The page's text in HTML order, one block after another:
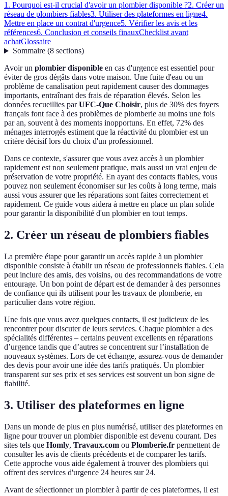
1. Pourquoi est-il crucial d'avoir un plombier disponible ?2. Créer un
réseau de plombiers fiables3. Utiliser des plateformes en ligne4.
Mettre en place un contrat d'urgence5. Vérifier les avis et les
références6. Conclusion et conseils finauxChecklist avant
achatGlossaire
Sommaire(8 sections)
Avoir un plombier disponible en cas d'urgence est essentiel pour
éviter de gros dégâts dans votre maison. Une fuite d'eau ou un
problème de canalisation peut rapidement causer des dommages
importants, entraînant des frais de réparation élevés. Selon les
données recueillies parUFC-Que Choisir, plus de 30% des foyers
français font face à des problèmes de plomberie au moins une fois
par an, souvent à des moments inopportuns. En effet, 72% des
ménages interrogés estiment que la réactivité du plombier est un
critère décisif lors du choix d'un professionnel.
Dans ce contexte, s'assurer que vous avez accès à un plombier
rapidement est non seulement pratique, mais aussi un vrai enjeu de
préservation de votre propriété. En ayant des contacts fiables, vous
pouvez non seulement économiser sur les coûts à long terme, mais
aussi vous assurer que les réparations sont faites correctement et
rapidement. Ce guide vous aidera à mettre en place un plan solide
pour garantir la disponibilité d'un plombier en tout temps.
2. Créer un réseau de plombiers fiables
La première étape pour garantir un accès rapide à un plombier
disponible consiste à établir un réseau de professionnels fiables. Cela
peut inclure des amis, des voisins, ou des recommandations de votre
entourage. Un bon point de départ est de demander à des personnes
de confiance qui ils utilisent pour les travaux de plomberie, en
particulier dans votre région.
Une fois que vous avez quelques contacts, il est judicieux de les
rencontrer pour discuter de leurs services. Chaque plombier a des
spécialités différentes – certains peuvent excellents en réparations
d’urgence tandis que d’autres se concentrent sur l’installation de
nouveaux systèmes. Lors de cet échange, assurez-vous de demander
des devis pour avoir une idée des tarifs pratiqués. Un plombier
transparent sur ses prix et ses services est souvent un bon signe de
fiabilité.
3. Utiliser des plateformes en ligne
Dans un monde de plus en plus numérisé, utiliser des plateformes en
ligne pour trouver un plombier disponible est devenu courant. Des
sites tels que Homly, Travaux.com ou Plomberie.fr permettent de
consulter les avis de clients précédents et de comparer les tarifs.
Cette approche vous aide également à trouver des plombiers qui
offrent des services d'urgence 24 heures sur 24.
Avant de sélectionner un plombier à partir de ces plateformes, il est